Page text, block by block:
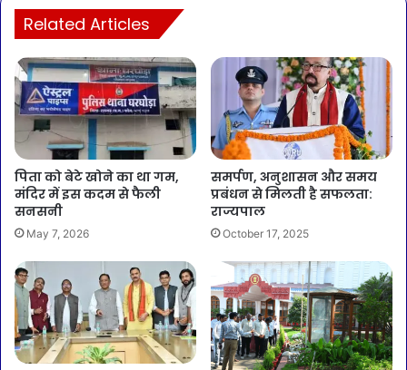
Related Articles
पिता को बेटे खोने का था गम,
मंदिर में इस कदम से फैली
सनसनी
May 7, 2026
समर्पण, अनुशासन और समय
प्रबंधन से मिलती है सफलता:
राज्यपाल
October 17, 2025